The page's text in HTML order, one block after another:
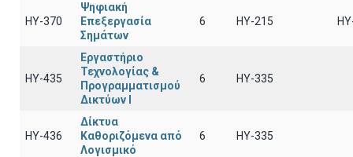
ΗΥ-370
Ψηφιακή
Επεξεργασία
Σημάτων
6 HY-215
ΗΥ-435
Εργαστήριο
Τεχνολογίας &
Προγραμματισμού
Δικτύων Ι
6 HY-335
ΗΥ-436
Δίκτυα
Καθοριζόμενα από
Λογισμικό
6 HY-335